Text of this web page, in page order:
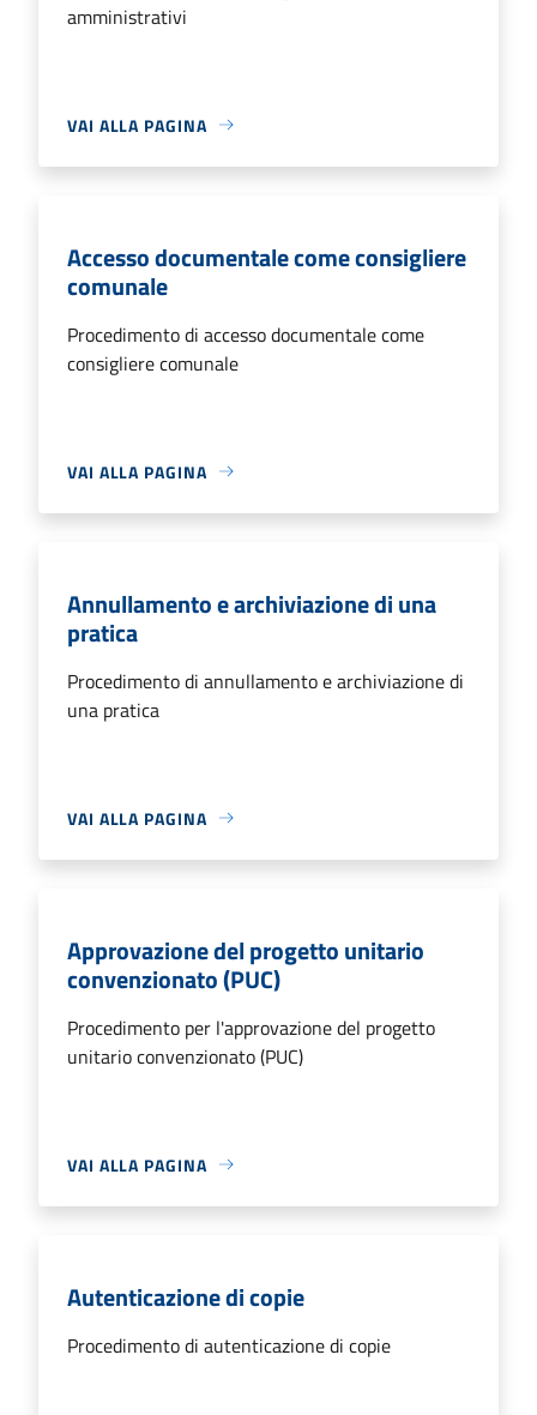
amministrativi
VAI ALLA PAGINA
Accesso documentale come consigliere
comunale
Procedimento di accesso documentale come
consigliere comunale
VAI ALLA PAGINA
Annullamento e archiviazione di una
pratica
Procedimento di annullamento e archiviazione di
una pratica
VAI ALLA PAGINA
Approvazione del progetto unitario
convenzionato (PUC)
Procedimento per l'approvazione del progetto
unitario convenzionato (PUC)
VAI ALLA PAGINA
Autenticazione di copie
Procedimento di autenticazione di copie